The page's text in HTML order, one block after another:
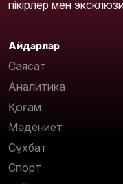
пікірлер мен
Айдарлар
Саясат
Аналитика
Қоғам
Мәдениет
Сұхбат
Спорт